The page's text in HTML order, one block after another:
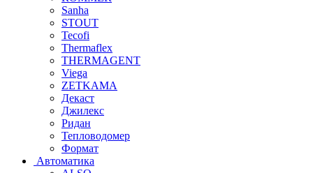
Sanha
STOUT
Tecofi
Thermaflex
THERMAGENT
Viega
ZETKAMA
Декаст
Джилекс
Ридан
Тепловодомер
Формат
Автоматика